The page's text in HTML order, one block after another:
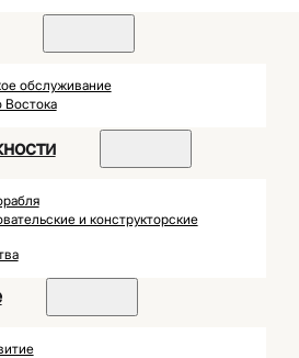
обслуживание
Востока
и конструкторские